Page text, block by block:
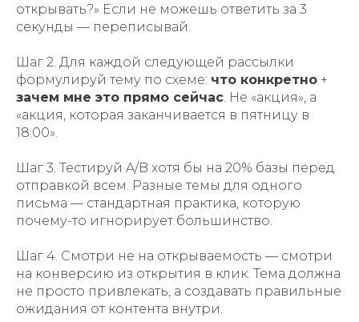
открывать?» Если не можешь ответить за 3
секунды — переписывай.
Шаг 2. Для каждой следующей рассылки
формулируй тему по схеме: что конкретно +
зачем мне это прямо сейчас . Не «акция», а
«акция, которая заканчивается в пятницу в
18:00».
Шаг 3. Тестируй A/B хотя бы на 20% базы перед
отправкой всем. Разные темы для одного
письма — стандартная практика, которую
почему-то игнорирует большинство.
Шаг 4. Смотри не на открываемость — смотри
на конверсию из открытия в клик. Тема должна
не просто привлекать, а создавать правильные
ожидания от контента внутри.